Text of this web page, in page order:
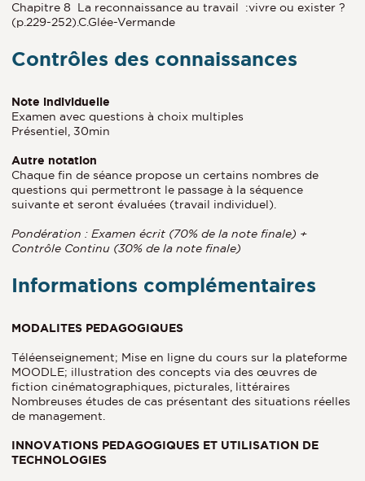
Chapitre 8 La reconnaissance au travail :vivre ou exister ?
(p.229-252).C.Glée-Vermande
Contrôles des connaissances
Note individuelle
Examen avec questions à choix multiples
Présentiel, 30min
Autre notation
Chaque fin de séance propose un certains nombres de
questions qui permettront le passage à la séquence
suivante et seront évaluées (travail individuel).
Pondération : Examen écrit (70% de la note finale) +
Contrôle Continu (30% de la note finale)
Informations complémentaires
MODALITES PEDAGOGIQUES
Téléenseignement; Mise en ligne du cours sur la plateforme
MOODLE; illustration des concepts via des œuvres de
fiction cinématographiques, picturales, littéraires
Nombreuses études de cas présentant des situations réelles
de management.
INNOVATIONS PEDAGOGIQUES ET UTILISATION DE
TECHNOLOGIES